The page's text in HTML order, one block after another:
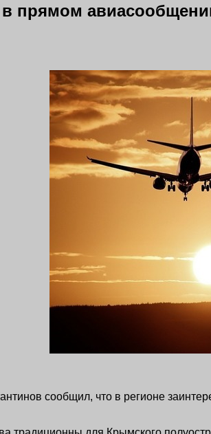
прямом
сообщил, что в регионе